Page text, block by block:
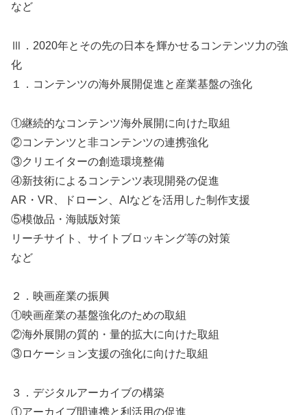
など
Ⅲ．2020年とその先の日本を輝かせるコンテンツ力の強
化
１．コンテンツの海外展開促進と産業基盤の強化
①継続的なコンテンツ海外展開に向けた取組
②コンテンツと非コンテンツの連携強化
③クリエイターの創造環境整備
④新技術によるコンテンツ表現開発の促進
AR・VR、ドローン、AIなどを活用した制作支援
⑤模倣品・海賊版対策
リーチサイト、サイトブロッキング等の対策
など
２．映画産業の振興
①映画産業の基盤強化のための取組
②海外展開の質的・量的拡大に向けた取組
③ロケーション支援の強化に向けた取組
３．デジタルアーカイブの構築
①アーカイブ間連携と利活用の促進